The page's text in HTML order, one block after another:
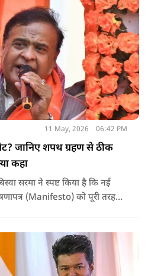
11 May, 2026 06:42 PM
जानिए शपथ ग्रहण से ठीक
कहा
सरमा ने स्पष्ट किया है कि नई
(Manifesto) को पूरी तरह